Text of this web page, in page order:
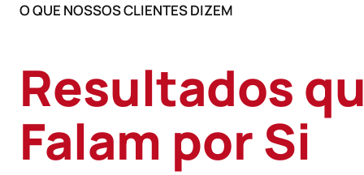
O QUE NOSSOS CLIENTES DIZEM
Resultados
Falam por Si